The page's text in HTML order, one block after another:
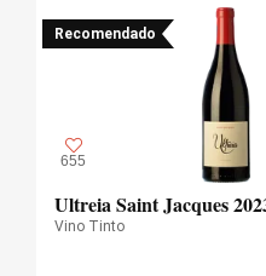
Recomendado
655
Ultreia Saint Jacques
Vino Tinto